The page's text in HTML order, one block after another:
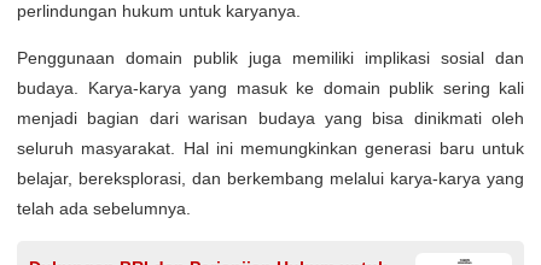
perlindungan hukum untuk karyanya.
Penggunaan domain publik juga memiliki implikasi sosial dan
budaya. Karya-karya yang masuk ke domain publik sering kali
menjadi bagian dari warisan budaya yang bisa dinikmati oleh
seluruh masyarakat. Hal ini memungkinkan generasi baru untuk
belajar, bereksplorasi, dan berkembang melalui karya-karya yang
telah ada sebelumnya.